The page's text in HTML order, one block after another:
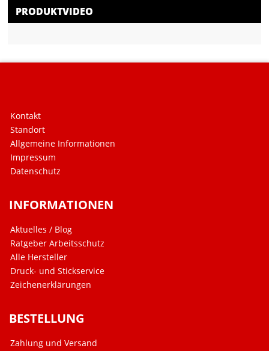
PRODUKTVIDEO
Kontakt
Standort
Allgemeine Informationen
Impressum
Datenschutz
INFORMATIONEN
Aktuelles / Blog
Ratgeber Arbeitsschutz
Alle Hersteller
Druck- und Stickservice
Zeichenerklärungen
BESTELLUNG
Zahlung und Versand